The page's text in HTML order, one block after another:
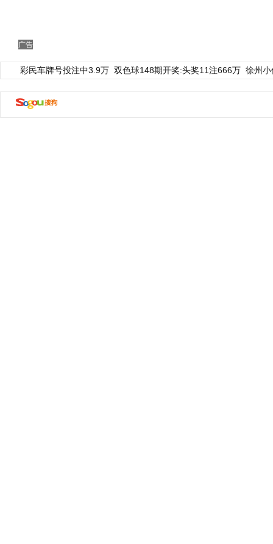
广告
彩民车牌号投注中3.9万 双色球148期开奖:头奖11注666万 徐州